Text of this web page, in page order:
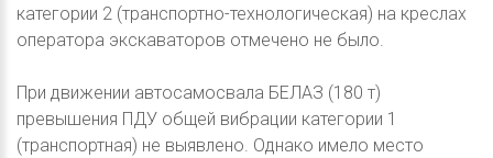
категории 2 (транспортно-технологическая) на креслах
оператора экскаваторов отмечено не было.
При движении автосамосвала БЕЛАЗ (180 т)
превышения ПДУ общей вибрации категории 1
(транспортная) не выявлено. Однако имело место